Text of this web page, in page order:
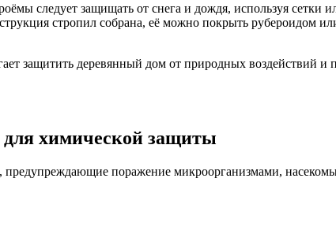
следует защищать от снега и дождя, используя сетки
стропил собрана, её можно покрыть рубероидом
защитить деревянный дом от природных воздействий и
химической защиты
предупреждающие поражение микроорганизмами,